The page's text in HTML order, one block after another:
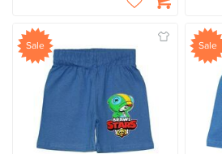
Sale Sale